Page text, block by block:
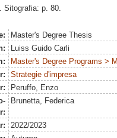
Sitografia: p. 80.
Master's Degree Thesis
Luiss Guido Carli
Master's Degree Programs >
Strategie d'impresa
Peruffo, Enzo
Brunetta, Federica
2022/2023